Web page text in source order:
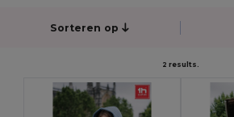
Sorteren op
2 results.